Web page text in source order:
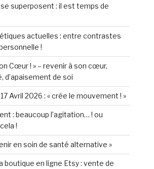
superposent : il est temps de
actuelles : entre contrastes
!
Cœur ! » – revenir à son cœur,
d’apaisement de soi
Avril 2026 : « crée le mouvement ! »
: beaucoup l’agitation… ! ou
!
en soin de santé alternative »
boutique en ligne Etsy : vente de